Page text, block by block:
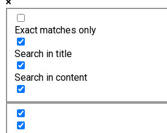
Exact matches only
Search in title
Search in content